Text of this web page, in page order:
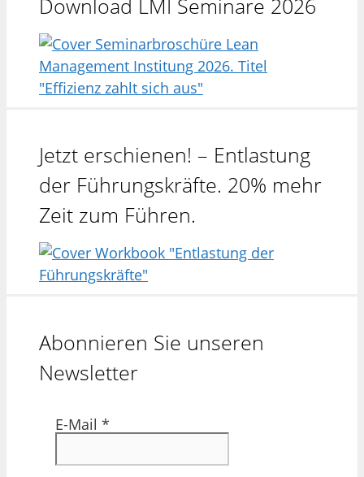
Jetzt erschienen! – Entlastung
der Führungskräfte. 20% mehr
Zeit zum Führen.
Abonnieren Sie unseren
Newsletter
E-Mail *